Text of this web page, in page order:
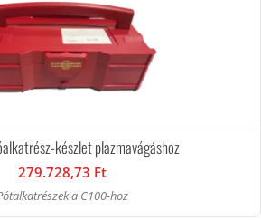
készlet plazmavágáshoz
279.728,73 Ft
a C100-hoz